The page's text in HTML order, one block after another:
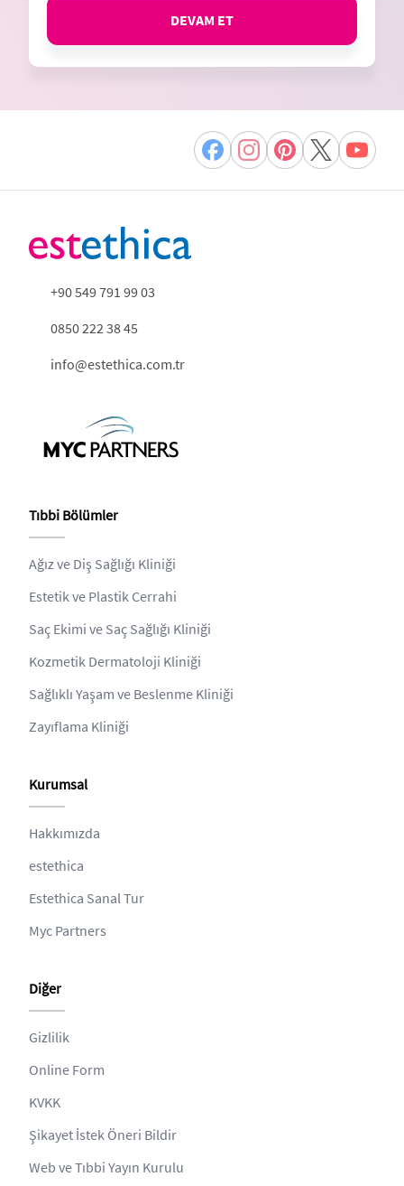
DEVAM ET
+90 549 791 99 03
0850 222 38 45
info@estethica.com.tr
Tıbbi Bölümler
Ağız ve Diş Sağlığı Kliniği
Estetik ve Plastik Cerrahi
Saç Ekimi ve Saç Sağlığı Kliniği
Kozmetik Dermatoloji Kliniği
Sağlıklı Yaşam ve Beslenme Kliniği
Zayıflama Kliniği
Kurumsal
Hakkımızda
estethica
Estethica Sanal Tur
Myc Partners
Diğer
Gizlilik
Online Form
KVKK
Şikayet İstek Öneri Bildir
Web ve Tıbbi Yayın Kurulu